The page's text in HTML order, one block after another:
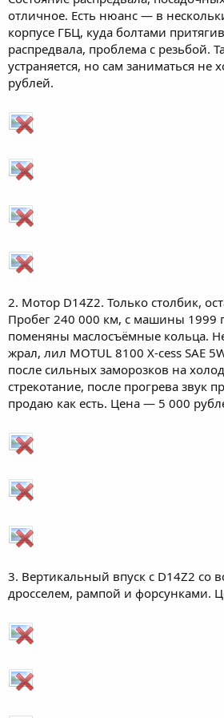
отличное. Есть нюанс — в
корпусе ГБЦ, куда болтами
распредвала, проблема с резьбой.
устраняется, но сам заниматься не
рублей.
2. Мотор D14Z2. Только столбик,
Пробег 240 000 км, с машины 1999
поменяны маслосъёмные кольца.
жрал, лил MOTUL 8100 X-cess SAE
после сильных заморозков на
стрекотание, после прогрева звук
продаю как есть. Цена — 5 000
3. Вертикальный впуск с D14Z2 со
дросселем, рампой и форсунками.